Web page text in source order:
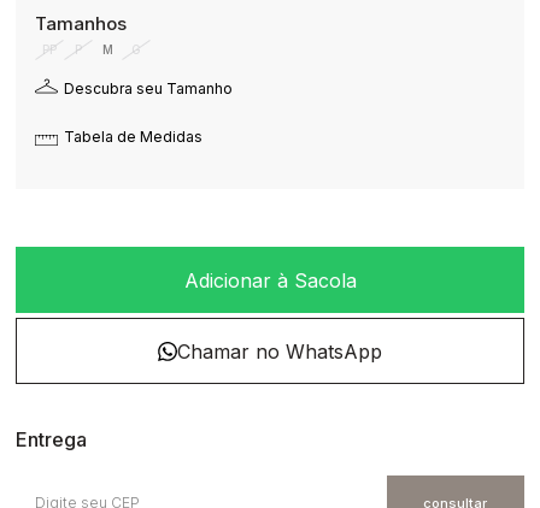
PP P M G
Descubra seu Tamanho
Tabela de Medidas
Adicionar à Sacola